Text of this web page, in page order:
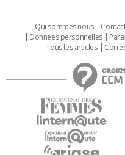
Qui sommes nous
Données personnelles
Tous les articles